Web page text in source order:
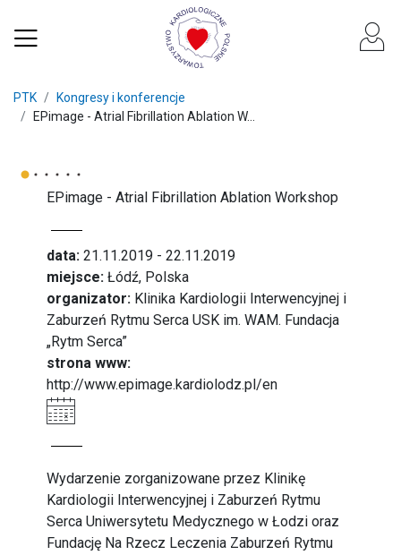
PTK
Kongresy i konferencje
EPimage - Atrial Fibrillation Ablation W...
EPimage - Atrial Fibrillation Ablation Workshop
data: 21.11.2019 - 22.11.2019
miejsce: Łódź, Polska
organizator: Klinika Kardiologii Interwencyjnej i
Zaburzeń Rytmu Serca USK im. WAM. Fundacja
„Rytm Serca”
strona www:
http://www.epimage.kardiolodz.pl/en
Wydarzenie zorganizowane przez Klinikę
Kardiologii Interwencyjnej i Zaburzeń Rytmu
Serca Uniwersytetu Medycznego w Łodzi oraz
Fundację Na Rzecz Leczenia Zaburzeń Rytmu